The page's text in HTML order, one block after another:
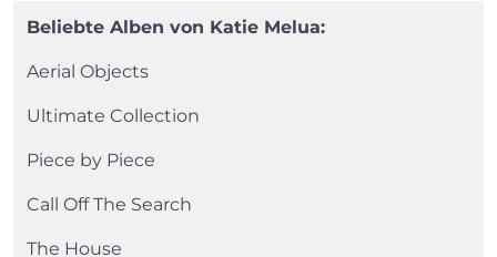
Beliebte Alben von Katie Melua:
Aerial Objects
Ultimate Collection
Piece by Piece
Call Off The Search
The House